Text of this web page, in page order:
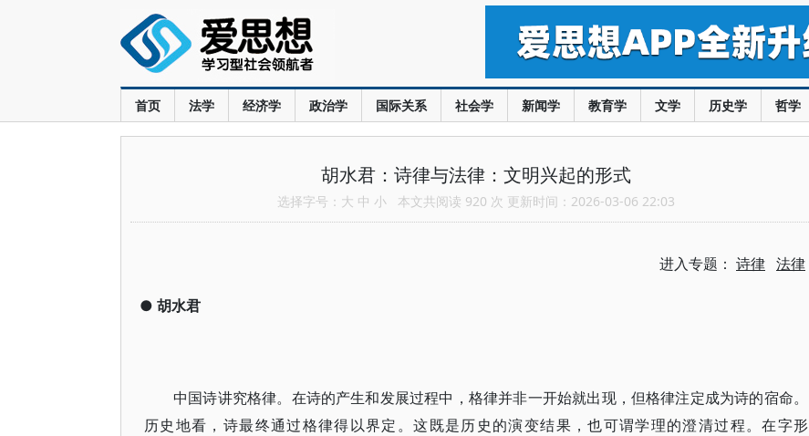
首页 法学 经济学 政治学 国际关系 社会学 新闻学 教育学 文学 历史学 哲学
胡水君：诗律与法律：文明兴起的形式
选择字号： 大 中 小 本文共阅读 920 次 更新时间：2026-03-06 22:03
进入专题： 诗律 法律
● 胡水君
中国诗讲究格律。在诗的产生和发展过程中，格律并非一开始就出现，但格律注定成为诗的宿命。
历史地看，诗最终通过格律得以界定。这既是历史的演变结果，也可谓学理的澄清过程。在字形